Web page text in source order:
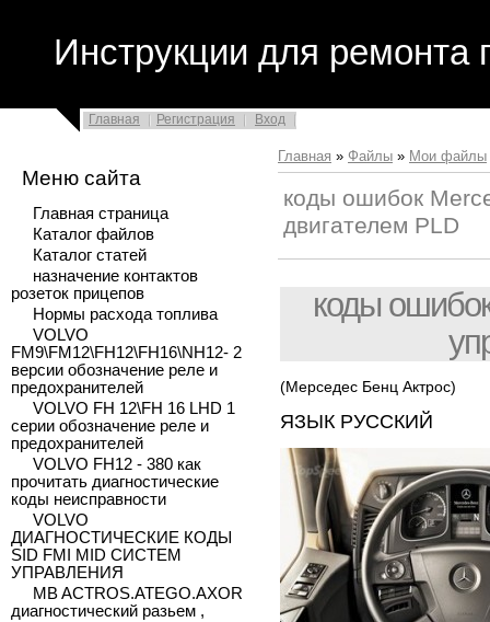
Инструкции для ремонта
Главная Регистрация Вход
Меню сайта
Главная страница
Каталог файлов
Каталог статей
назначение контактов
розеток прицепов
Нормы расхода топлива
VOLVO
FM9\FM12\FH12\FH16\NH12- 2
версии обозначение реле и
предохранителей
VOLVO FH 12\FH 16 LHD 1
серии обозначение реле и
предохранителей
VOLVO FH12 - 380 как
прочитать диагностические
коды неисправности
VOLVO
ДИАГНОСТИЧЕСКИЕ КОДЫ
SID FMI MID СИСТЕМ
УПРАВЛЕНИЯ
MB ACTROS.ATEGO.AXOR
диагностический разьем ,
Главная » Файлы » Мои файлы
коды ошибок
двигателем PLD
коды
(Мерседес Бенц Актрос)
ЯЗЫК РУССКИЙ